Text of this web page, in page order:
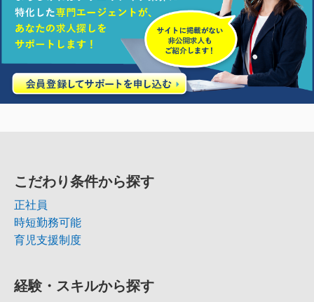
こだわり条件から探す
正社員
時短勤務可能
育児支援制度
経験・スキルから探す